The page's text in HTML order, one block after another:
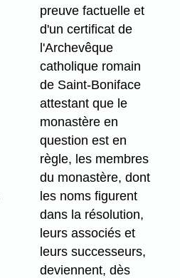
preuve factuelle et
d'un certificat de
l'Archevêque
catholique romain
de Saint-Boniface
attestant que le
monastère en
question est en
règle, les membres
du monastère, dont
les noms figurent
dans la résolution,
leurs associés et
leurs successeurs,
deviennent, dès